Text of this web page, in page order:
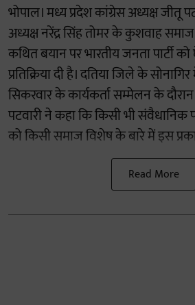
भोपाल। मध्य प्रदेश कांग्रेस अध्यक्ष जीतू
अध्यक्ष नरेंद्र सिंह तोमर के कुशवाह
कथित बयान पर भारतीय जनता पार्टी
प्रतिक्रिया दी है। दतिया जिले के
सिकरवार के कार्यकर्ता सम्मेलन के
पटवारी ने कहा कि किसी भी संवैधानिक
को किसी समाज विशेष के बारे में इस
Read More